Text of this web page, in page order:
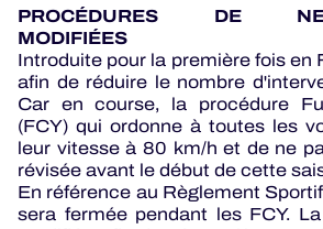
PROCÉDURES DE
MODIFIÉES
Introduite pour la première fois en
afin de réduire le nombre
Car en course, la procédure
(FCY) qui ordonne à toutes les
leur vitesse à 80 km/h et de ne
révisée avant le début de cette
En référence au Règlement
sera fermée pendant les FCY.